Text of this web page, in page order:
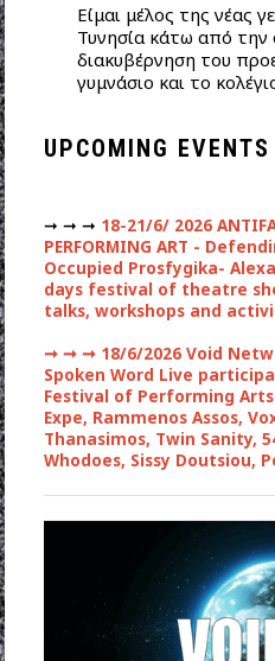
Είμαι μέλος της νέας
Τυνησία κάτω από την
διακυβέρνηση του
γυμνάσιο και το
UPCOMING EVENTS
➞ ➞ ➞ 18-21/6/ 2026
PERFORMING ART -
Occupied Prosfygika-
days festival of theatre
talks, workshops and
➞ ➞ ➞18/6/2026 Void
Spoken Word Live
Festival of Performing
Expe, Rammenos Assos,
Thanasimos, Twin Sanity,
Whodoes, Sissy Doutsiou,